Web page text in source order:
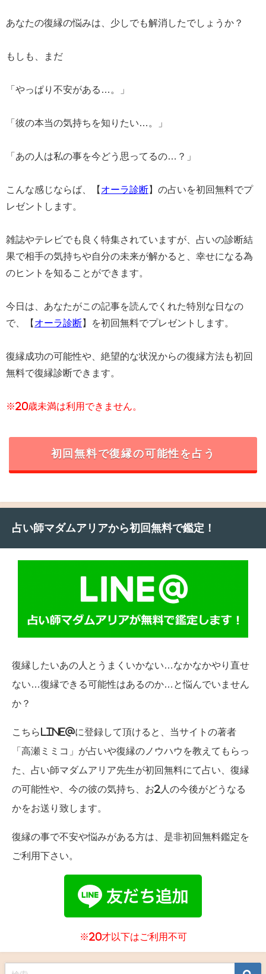
あなたの復縁の悩みは、少しでも解消したでしょうか？
もしも、まだ
「やっぱり不安がある…。」
「彼の本当の気持ちを知りたい…。」
「あの人は私の事を今どう思ってるの…？」
こんな感じならば、【 オーラ診断】の占いを初回無料でプ
レゼントします。
雑誌やテレビでも良く特集されていますが、占いの診断結
果で相手の気持ちや自分の未来が解かると、幸せになる為
のヒントを知ることができます。
今日は、あなたがこの記事を読んでくれた特別な日なの
で、【 オーラ診断】を初回無料でプレゼントします。
復縁成功の可能性や、絶望的な状況からの復縁方法も初回
無料で復縁診断できます。
※20歳未満は利用できません。
初回無料で復縁の可能性を占う
占い師マダムアリアから初回無料で鑑定！
復縁したいあの人とうまくいかない…なかなかやり直せ
ない…復縁できる可能性はあるのか…と悩んでいません
か？
こちらLINE@に登録して頂けると、当サイトの著者
「高瀬ミミコ」が占いや復縁のノウハウを教えてもらっ
た、占い師マダムアリア先生が初回無料にて占い、復縁
の可能性や、今の彼の気持ち、お2人の今後がどうなる
かをお送り致します。
復縁の事で不安や悩みがある方は、是非初回無料鑑定を
ご利用下さい。
※20才以下はご利用不可